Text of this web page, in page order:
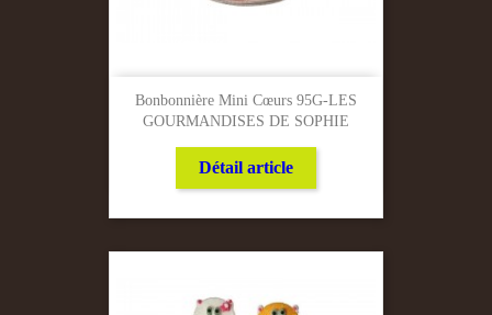
Bonbonnière Mini Cœurs 95G-LES
GOURMANDISES DE SOPHIE
Détail article